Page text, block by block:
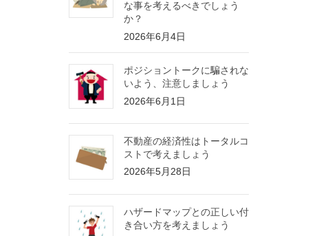
な事を考えるべきでしょう
か？
2026年6月4日
ポジショントークに騙されな
いよう、注意しましょう
2026年6月1日
不動産の経済性はトータルコ
ストで考えましょう
2026年5月28日
ハザードマップとの正しい付
き合い方を考えましょう